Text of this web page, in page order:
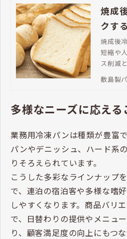
焼成
クす
ない
焼成後
短縮や
ス削減
食材と
この記
者に向
リベイ
ための
敷島製
多様なニーズに応える
業務用冷凍パンは種類が豊富
パンやデニッシュ、ハード系
りそろえられています。
こうした多彩なラインナップ
で、連泊の宿泊客や多様な嗜
しやすくなります。商品バリ
で、日替わりの提供やメニュ
り、顧客満足度の向上にもつな